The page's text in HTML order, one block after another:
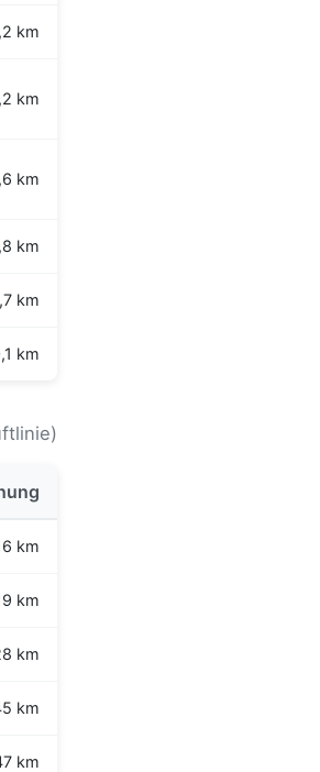
km
km
km
km
km
km
km
km
km
km
km